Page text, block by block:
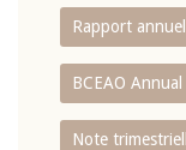
Rapport
BCEAO
Note